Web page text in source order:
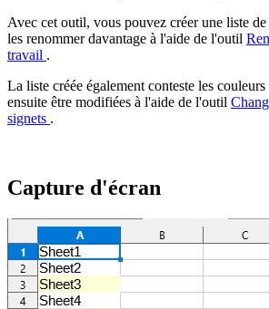
Avec cet outil, vous pouvez créer une liste
les renommer davantage à l'aide de l'outil
travail .
La liste créée également conteste les
ensuite être modifiées à l'aide de l'outil
signets .
Capture d'écran